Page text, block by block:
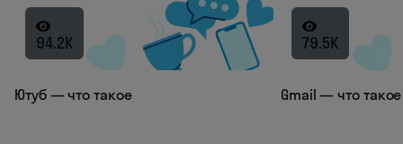
94.2K
Ютуб — что такое
79.5K
Gmail — что такое